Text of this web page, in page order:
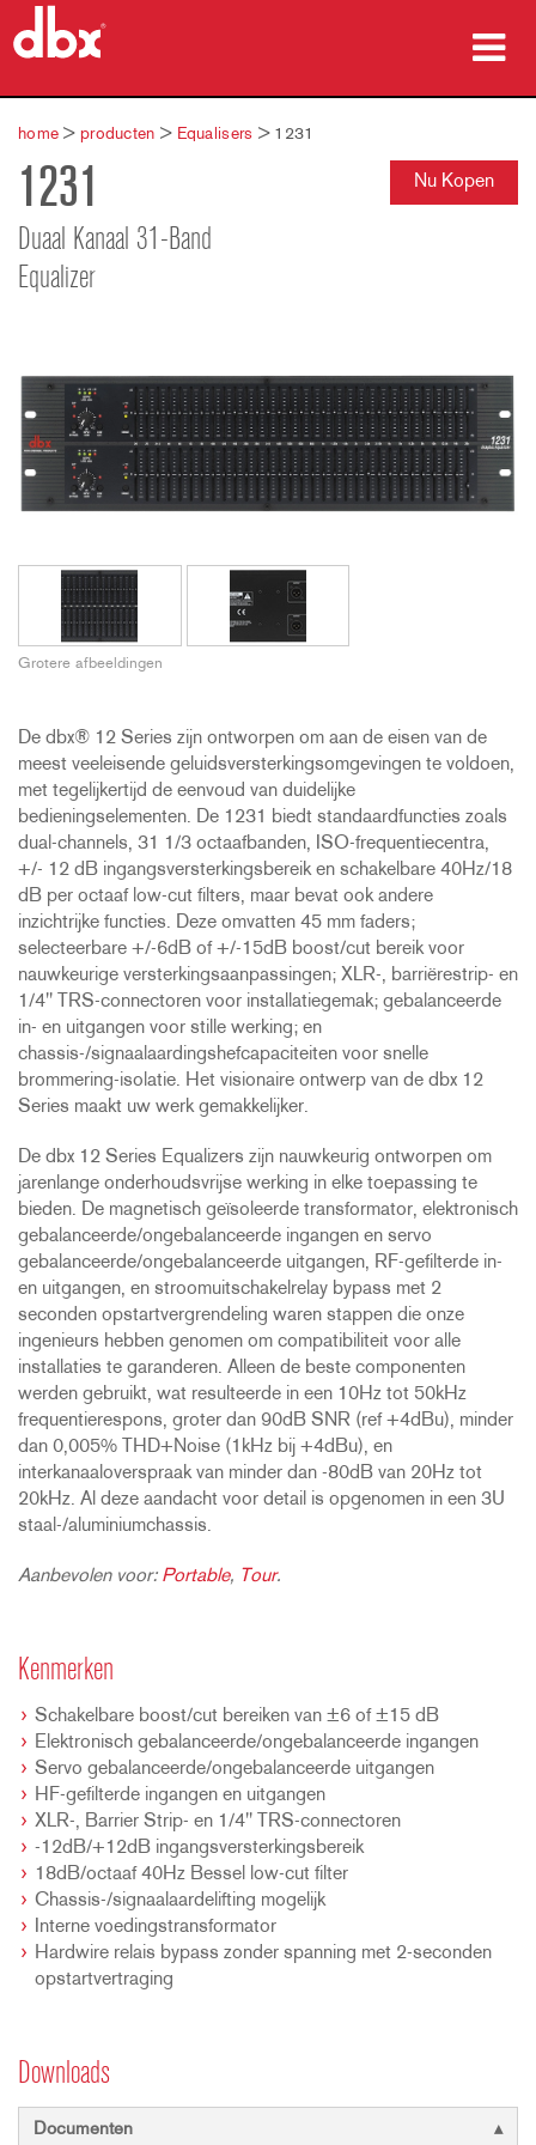
producten
Case studies
waar te kopen
training
Taal/Regio
home >producten > Equalisers > 1231
1231
Duaal Kanaal 31-Band
Equalizer
Nu Kopen
Grotere afbeeldingen
De dbx® 12 Series zijn ontworpen om aan de eisen van de
meest veeleisende geluidsversterkingsomgevingen te voldoen,
met tegelijkertijd de eenvoud van duidelijke
bedieningselementen. De 1231 biedt standaardfuncties zoals
dual-channels, 31 1/3 octaafbanden, ISO-frequentiecentra,
+/- 12 dB ingangsversterkingsbereik en schakelbare 40Hz/18
dB per octaaf low-cut filters, maar bevat ook andere
inzichtrijke functies. Deze omvatten 45 mm faders;
selecteerbare +/-6dB of +/-15dB boost/cut bereik voor
nauwkeurige versterkingsaanpassingen; XLR-, barriërestrip- en
1/4'' TRS-connectoren voor installatiegemak; gebalanceerde
in- en uitgangen voor stille werking; en
chassis-/signaalaardingshefcapaciteiten voor snelle
brommering-isolatie. Het visionaire ontwerp van de dbx 12
Series maakt uw werk gemakkelijker.
De dbx 12 Series Equalizers zijn nauwkeurig ontworpen om
jarenlange onderhoudsvrijse werking in elke toepassing te
bieden. De magnetisch geïsoleerde transformator, elektronisch
gebalanceerde/ongebalanceerde ingangen en servo
gebalanceerde/ongebalanceerde uitgangen, RF-gefilterde in-
en uitgangen, en stroomuitschakelrelay bypass met 2
seconden opstartvergrendeling waren stappen die onze
ingenieurs hebben genomen om compatibiliteit voor alle
installaties te garanderen. Alleen de beste componenten
werden gebruikt, wat resulteerde in een 10Hz tot 50kHz
frequentierespons, groter dan 90dB SNR (ref +4dBu), minder
dan 0,005% THD+Noise (1kHz bij +4dBu), en
interkanaaloverspraak van minder dan -80dB van 20Hz tot
20kHz. Al deze aandacht voor detail is opgenomen in een 3U
staal-/aluminiumchassis.
Aanbevolen voor: Portable, Tour.
Kenmerken
Schakelbare boost/cut bereiken van ±6 of ±15 dB
Elektronisch gebalanceerde/ongebalanceerde ingangen
Servo gebalanceerde/ongebalanceerde uitgangen
HF-gefilterde ingangen en uitgangen
XLR-, Barrier Strip- en 1/4" TRS-connectoren
-12dB/+12dB ingangsversterkingsbereik
18dB/octaaf 40Hz Bessel low-cut filter
Chassis-/signaalaardelifting mogelijk
Interne voedingstransformator
Hardwire relais bypass zonder spanning met 2-seconden
opstartvertraging
Downloads
Documenten